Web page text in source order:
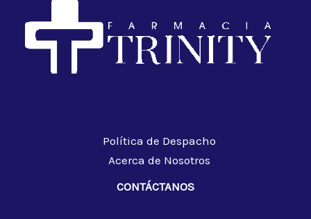
Política de Despacho
Acerca de Nosotros
CONTÁCTANOS